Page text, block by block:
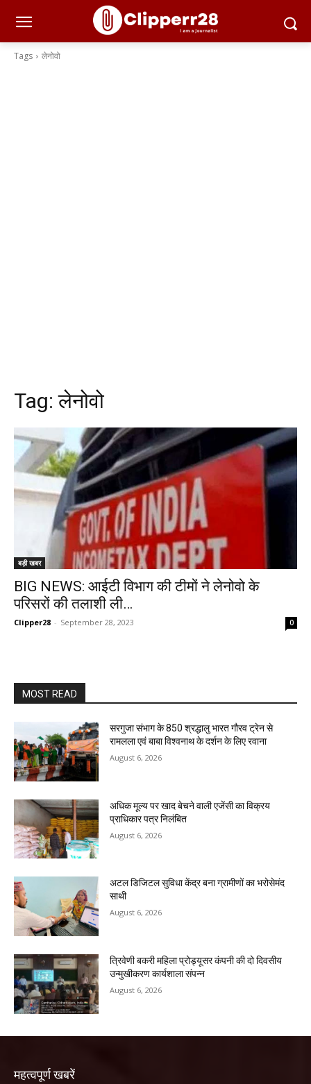
Tags लेनोवो
Tag:लेनोवो
बड़ी खबर
BIG NEWS: आईटी विभाग की टीमों ने लेनोवो के
परिसरों की तलाशी ली…
Clipper28 - September 28, 2023 0
MOST READ
सरगुजा संभाग के 850 श्रद्धालु भारत गौरव ट्रेन से
रामलला एवं बाबा विश्वनाथ के दर्शन के लिए रवाना
August 6, 2026
अधिक मूल्य पर खाद बेचने वाली एजेंसी का विक्रय
प्राधिकार पत्र निलंबित
August 6, 2026
अटल डिजिटल सुविधा केंद्र बना ग्रामीणों का भरोसेमंद
साथी
August 6, 2026
त्रिवेणी बकरी महिला प्रोड्यूसर कंपनी की दो दिवसीय
उन्मुखीकरण कार्यशाला संपन्न
August 6, 2026
महत्वपूर्ण खबरें